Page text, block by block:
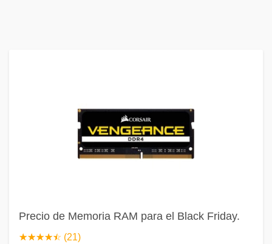
Precio de Memoria RAM para el Black Friday.
☆☆☆☆☆
★★★★★ (21)